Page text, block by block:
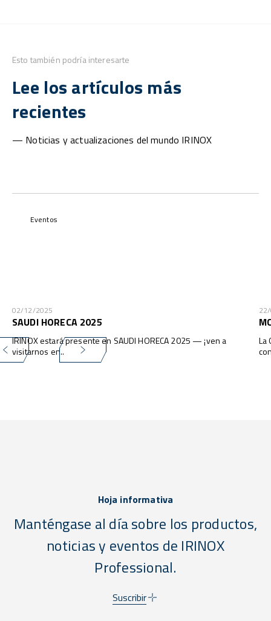
Esto también podría interesarte
Lee los artículos más
recientes
— Noticias y actualizaciones del mundo IRINOX
Eventos
02/12/2025
SAUDI HORECA 2025
IRINOX estará presente en SAUDI HORECA 2025 — ¡ven a
visitarnos en..
La
Hoja informativa
Manténgase al día sobre los productos,
noticias y eventos de IRINOX
Professional.
Suscribir